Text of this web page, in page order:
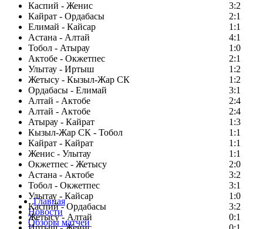
Каспий - Женис
3:2
Кайрат - Ордабасы
2:1
Елимай - Кайсар
1:1
Астана - Алтай
4:1
Тобол - Атырау
1:0
Актобе - Окжетпес
2:1
Улытау - Иртыш
1:2
Жетысу - Кызыл-Жар СК
1:2
Ордабасы - Елимай
3:1
Алтай - Актобе
2:4
Алтай - Актобе
2:4
Атырау - Кайрат
1:3
Кызыл-Жар СК - Тобол
1:1
Кайрат - Кайрат
1:1
Женис - Улытау
1:1
Окжетпес - Жетысу
2:0
Астана - Актобе
3:2
Тобол - Окжетпес
3:1
Улытау - Кайсар
1:0
Каспий - Ордабасы
3:2
Жетысу - Алтай
0:1
Главная
Новости
Обзоры матчей